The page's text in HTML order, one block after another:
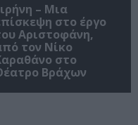
– Μια
στο έργο
Αριστοφάνη,
τον Νίκο
στο
Βράχων